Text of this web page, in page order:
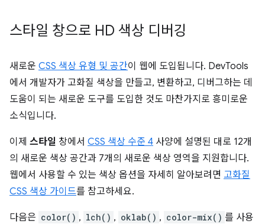
스타일 창으로 HD 색상 디버깅
새로운 CSS 색상 유형 및 공간이 웹에 도입됩니다. DevTools
에서 개발자가 고화질 색상을 만들고, 변환하고, 디버그하는 데
도움이 되는 새로운 도구를 도입한 것도 마찬가지로 흥미로운
소식입니다.
이제 스타일 창에서 CSS 색상 수준 4 사양에 설명된 대로 12개
의 새로운 색상 공간과 7개의 새로운 색상 영역을 지원합니다.
웹에서 사용할 수 있는 색상 옵션을 자세히 알아보려면 고화질
CSS 색상 가이드를 참고하세요.
다음은 color() , lch() , oklab() , color-mix() 를 사용